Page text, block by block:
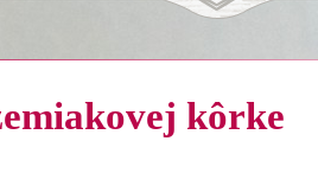
kôrke